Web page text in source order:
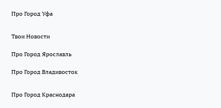
Про Город Уфа
Твои Новости
Про Город Ярославль
Про Город Владивосток
Про Город Краснодара